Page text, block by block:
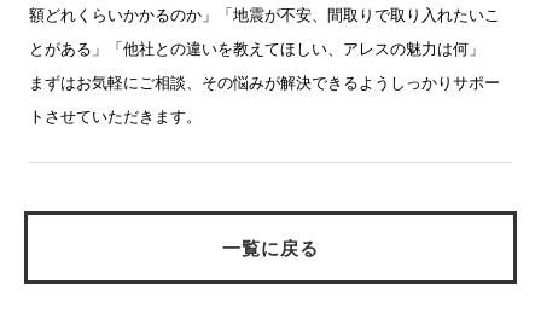
額どれくらいかかるのか」「地震が不安、間取りで取り入れたいこ
とがある」「他社との違いを教えてほしい、アレスの魅力は何」
まずはお気軽にご相談、その悩みが解決できるようしっかりサポー
トさせていただきます。
一覧に戻る